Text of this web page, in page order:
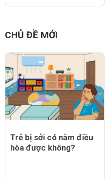
CHỦ ĐỀ MỚI
Trẻ bị sởi có nằm điều
hòa được không?